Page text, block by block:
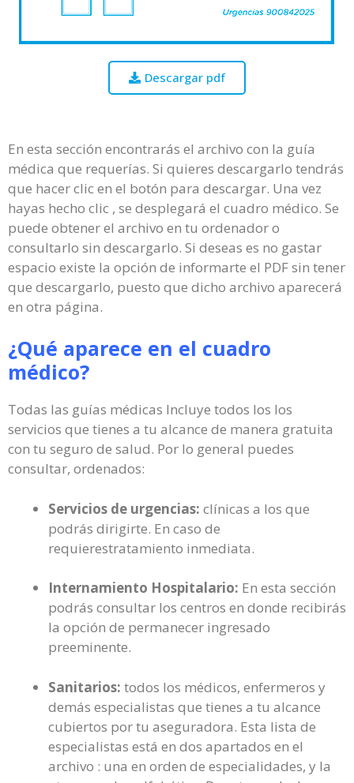
Descargar pdf
En esta sección encontrarás el archivo con la guía
médica que requerías. Si quieres descargarlo tendrás
que hacer clic en el botón para descargar. Una vez
hayas hecho clic , se desplegará el cuadro médico. Se
puede obtener el archivo en tu ordenador o
consultarlo sin descargarlo. Si deseas es no gastar
espacio existe la opción de informarte el PDF sin tener
que descargarlo, puesto que dicho archivo aparecerá
en otra página.
¿Qué aparece en el cuadro
médico?
Todas las guías médicas Incluye todos los los
servicios que tienes a tu alcance de manera gratuita
con tu seguro de salud. Por lo general puedes
consultar, ordenados:
Servicios de urgencias: clínicas a los que
podrás dirigirte. En caso de
requierestratamiento inmediata.
Internamiento Hospitalario: En esta sección
podrás consultar los centros en donde recibirás
la opción de permanecer ingresado
preeminente.
Sanitarios: todos los médicos, enfermeros y
demás especialistas que tienes a tu alcance
cubiertos por tu aseguradora. Esta lista de
especialistas está en dos apartados en el
archivo : una en orden de especialidades, y la